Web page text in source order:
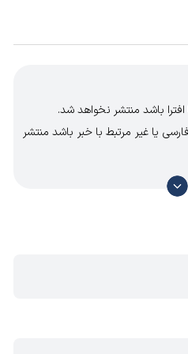
باشد منتشر نخواهد شد.
یا غیر مرتبط با خبر باشد منتشر
یا مخالفت با محتوای نظرات
مشابه دارند، انتشار نمی‌یابند